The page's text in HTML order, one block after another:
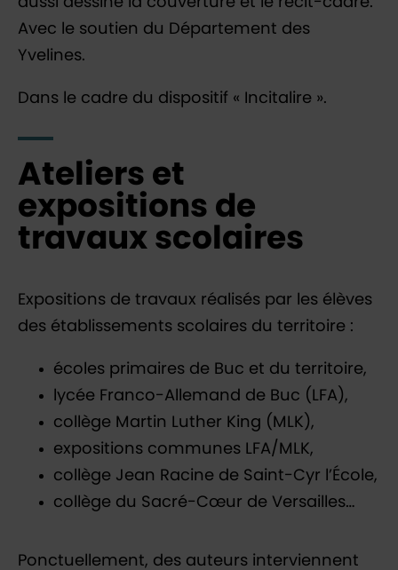
Avec le soutien du Département des
Yvelines.
Dans le cadre du dispositif « Incitalire ».
Ateliers et
expositions de
travaux scolaires
Expositions de travaux réalisés par les élèves
des établissements scolaires du territoire :
écoles primaires de Buc et du territoire,
lycée Franco-Allemand de Buc (LFA),
collège Martin Luther King (MLK),
expositions communes LFA/MLK,
collège Jean Racine de Saint-Cyr l’École,
collège du Sacré-Cœur de Versailles…
Ponctuellement, des auteurs interviennent